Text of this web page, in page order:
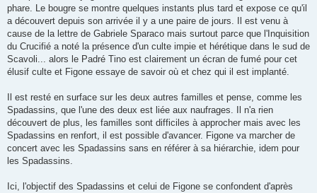
phare. Le bougre se montre quelques instants plus tard et expose ce qu'il
a découvert depuis son arrivée il y a une paire de jours. Il est venu à
cause de la lettre de Gabriele Sparaco mais surtout parce que l'Inquisition
du Crucifié a noté la présence d'un culte impie et hérétique dans le sud de
Scavoli... alors le Padré Tino est clairement un écran de fumé pour cet
élusif culte et Figone essaye de savoir où et chez qui il est implanté.
Il est resté en surface sur les deux autres familles et pense, comme les
Spadassins, que l'une des deux est liée aux naufrages. Il n'a rien
découvert de plus, les familles sont difficiles à approcher mais avec les
Spadassins en renfort, il est possible d'avancer. Figone va marcher de
concert avec les Spadassins sans en référer à sa hiérarchie, idem pour
les Spadassins.
Ici, l'objectif des Spadassins et celui de Figone se confondent d'après